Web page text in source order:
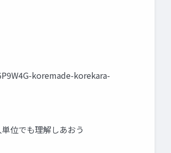
koremade-korekara-
位でも理解しあおう